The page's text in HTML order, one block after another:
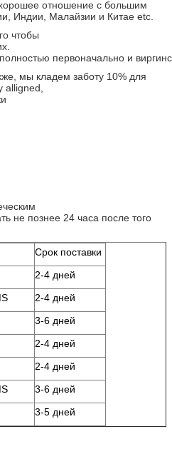
отношение с большим
Индии, Малайзии и Китае etc.
чтобы
первоначально и
мы кладем заботу 10% для
alligned,
не познее 24 часа после того
Срок поставки
2-4 дней
2-4 дней
3-6 дней
2-4 дней
2-4 дней
3-6 дней
3-5 дней